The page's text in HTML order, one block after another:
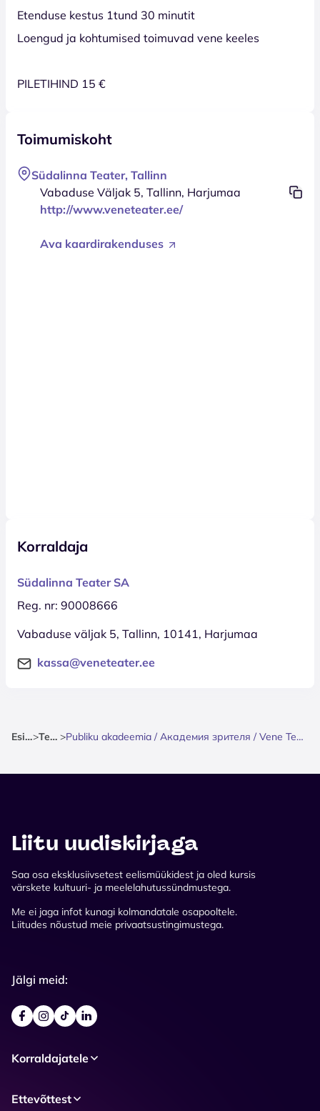
Etenduse kestus 1tund 30 minutit
Loengud ja kohtumised toimuvad vene keeles
PILETIHIND 15 €
Toimumiskoht
Südalinna Teater, Tallinn
Vabaduse Väljak 5, Tallinn, Harjumaa
http://www.veneteater.ee/
Ava kaardirakenduses
Korraldaja
Südalinna Teater SA
Reg. nr: 90008666
Vabaduse väljak 5, Tallinn, 10141, Harjumaa
kassa@veneteater.ee
Esileht> Teater > Publiku akadeemia / Академия зрителя / Vene Teater/ Südalinna Teater
Liitu uudiskirjaga
Saa osa eksklusiivsetest eelismüükidest ja oled kursis
värskete kultuuri- ja meelelahutussündmustega.
Me ei jaga infot kunagi kolmandatale osapooltele.
Liitudes nõustud meie privaatsustingimustega.
Jälgi meid:
Korraldajatele
Ettevõttest